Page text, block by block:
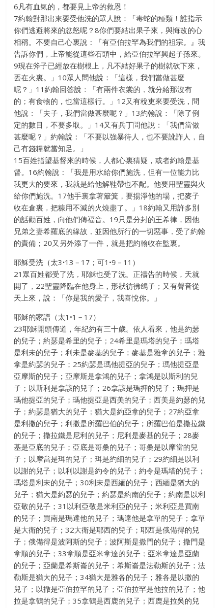
6凡有血氣的，都要見上帝的救恩！
7約翰對那出來要受他洗的眾人說：「毒蛇的種類！誰指示
你們逃避將來的忿怒呢？8你們要結出果子來，與悔改的心
相稱。不要自己心裏說：『有亞伯拉罕為我們的祖宗。』我
告訴你們，上帝能從這些石頭中，給亞伯拉罕興起子孫來。
9現在斧子已經放在樹根上，凡不結好果子的樹就砍下來，
丟在火裏。」10眾人問他說：「這樣，我們當做甚麼
呢？」11約翰回答說：「有兩件衣裳的，就分給那沒有
的；有食物的，也當這樣行。」12又有稅吏來要受洗，問
他說：「夫子，我們當做甚麼呢？」13約翰說：「除了例
定的數目，不要多取。」14又有兵丁問他說：「我們當做
甚麼呢？」約翰說：「不要以強暴待人，也不要訛詐人，自
己有錢糧就當知足。」
15百姓指望基督來的時候，人都心裏猜疑，或者約翰是基
督。16約翰說：「我是用水給你們施洗，但有一位能力比
我更大的要來，我就是給他解鞋帶也不配。他要用聖靈與火
給你們施洗。17他手裏拿著簸箕，要揚淨他的場，把麥子
收在倉裏，把糠用不滅的火燒盡了。」18約翰又用許多別
的話勸百姓，向他們傳福音。19只是分封的王希律，因他
兄弟之妻希羅底的緣故，並因他所行的一切惡事，受了約翰
的責備；20又另外添了一件，就是把約翰收在監裏。
耶穌受洗（太3•13－17；可1•9－11）
21眾百姓都受了洗，耶穌也受了洗。正禱告的時候，天就
開了，22聖靈降臨在他身上，形狀彷彿鴿子；又有聲音從
天上來，說：「你是我的愛子，我喜悅你。」
耶穌的家譜（太1•1－17）
23耶穌開頭傳道，年紀約有三十歲。依人看來，他是約瑟
的兒子；約瑟是希里的兒子；24希里是瑪塔的兒子；瑪塔
是利未的兒子；利未是麥基的兒子；麥基是雅拿的兒子；雅
拿是約瑟的兒子；25約瑟是瑪他提亞的兒子；瑪他提亞是
亞摩斯的兒子；亞摩斯是拿鴻的兒子；拿鴻是以斯利的兒
子；以斯利是拿該的兒子；26拿該是瑪押的兒子；瑪押是
瑪他提亞的兒子；瑪他提亞是西美的兒子；西美是約瑟的兒
子；約瑟是猶大的兒子；猶大是約亞拿的兒子；27約亞拿
是利撒的兒子；利撒是所羅巴伯的兒子；所羅巴伯是撒拉鐵
的兒子；撒拉鐵是尼利的兒子；尼利是麥基的兒子；28麥
基是亞底的兒子；亞底是哥桑的兒子；哥桑是以摩當的兒
子；以摩當是珥的兒子；珥是約細的兒子；29約細是以利
以謝的兒子；以利以謝是約令的兒子；約令是瑪塔的兒子；
瑪塔是利未的兒子；30利未是西緬的兒子；西緬是猶大的
兒子；猶大是約瑟的兒子；約瑟是約南的兒子；約南是以利
亞敬的兒子；31以利亞敬是米利亞的兒子；米利亞是買南
的兒子；買南是瑪達他的兒子；瑪達他是拿單的兒子；拿單
是大衛的兒子；32大衛是耶西的兒子；耶西是俄備得的兒
子；俄備得是波阿斯的兒子；波阿斯是撒門的兒子；撒門是
拿順的兒子；33拿順是亞米拿達的兒子；亞米拿達是亞蘭
的兒子；亞蘭是希斯崙的兒子；希斯崙是法勒斯的兒子；法
勒斯是猶大的兒子；34猶大是雅各的兒子；雅各是以撒的
兒子；以撒是亞伯拉罕的兒子；亞伯拉罕是他拉的兒子；他
拉是拿鶴的兒子；35拿鶴是西鹿的兒子；西鹿是拉吳的兒